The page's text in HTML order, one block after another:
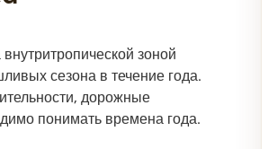
зоной
сезона в течение года.
дорожные
понимать времена года.